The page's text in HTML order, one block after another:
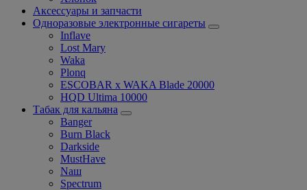
Аксессуары и запчасти
Одноразовые электронные сигареты
Inflave
Lost Mary
Waka
Plonq
ESCOBAR x WAKA Blade 20000
HQD Ultima 10000
Табак для кальяна
Banger
Burn Black
Darkside
MustHave
Nаш
Spectrum